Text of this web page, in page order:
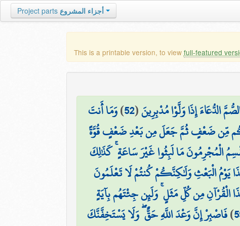
Project parts أجزاء المشروع
This is a printable version, to view full-featured
الدُّعَاءَ إِذَا وَلَّوْا مُدْبِرِينَ(
52
)وَمَا أَنتَ
مِّن ضَعْفٍ ثُمَّ جَعَلَ مِن بَعْدِ ضَعْفٍ قُوَّةً
الْمُجْرِمُونَ مَا لَبِثُوا غَيْرَ سَاعَةٍ ۚ كَذَٰلِكَ
يَوْمُ الْبَعْثِ وَلَٰكِنَّكُمْ كُنتُمْ لَا تَعْلَمُونَ
الْقُرْآنِ مِن كُلِّ مَثَلٍ ۚ وَلَئِن جِئْتَهُم بِآيَةٍ
)فَاصْبِرْ إِنَّ وَعْدَ اللَّهِ حَقٌّ ۖ وَلَا يَسْتَخِفَّنَّكَ